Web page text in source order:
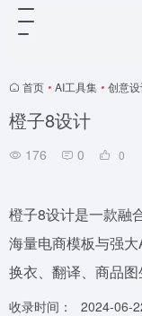
首页 • AI工具集 • 创意
橙子8设计
176 0 0
橙子8设计是一款融
海量电商模板与强大
换衣、翻译、商品图
收录时间：
2024-06-